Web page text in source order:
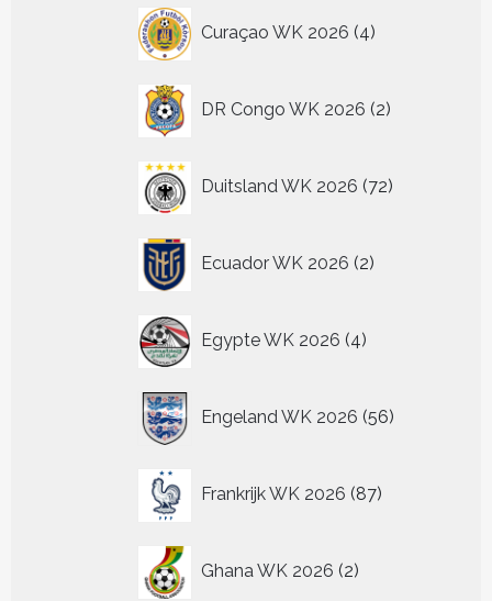
Curaçao WK 2026 4
producten
DR Congo WK 2026 2
producten
Duitsland WK 2026 72
producten
Ecuador WK 2026 2
producten
Egypte WK 2026 4
producten
Engeland WK 2026 56
producten
Frankrijk WK 2026 87
producten
Ghana WK 2026 2
producten